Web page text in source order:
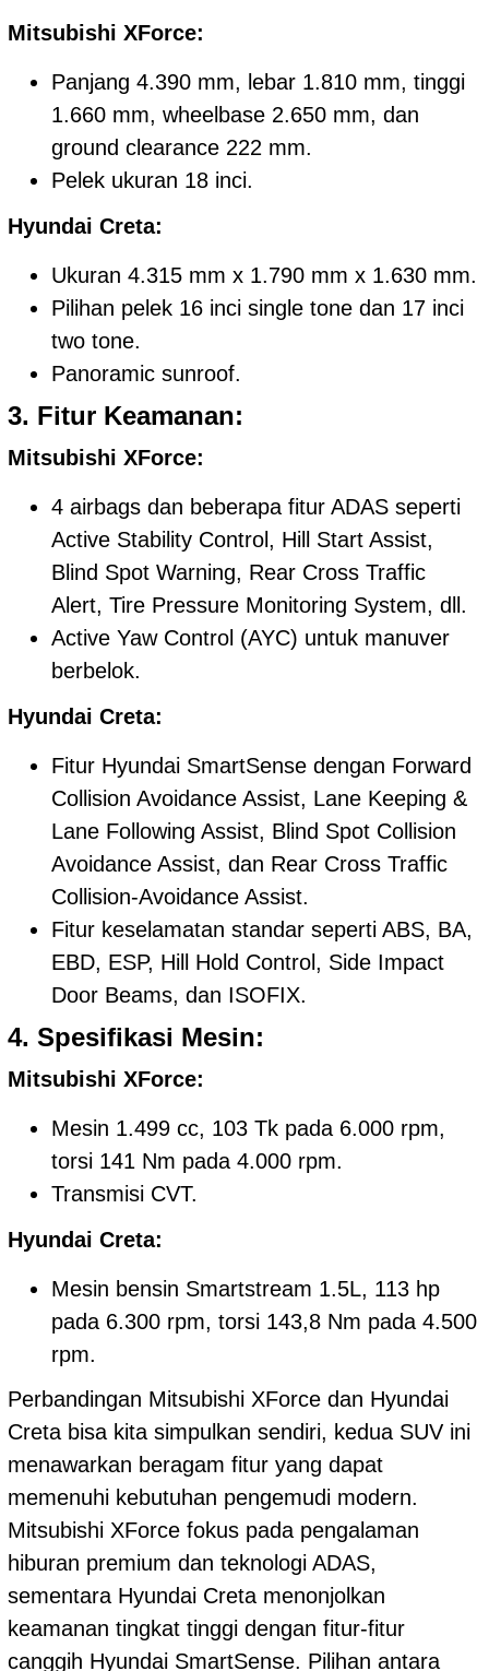
Mitsubishi XForce:
Panjang 4.390 mm, lebar 1.810 mm, tinggi
1.660 mm, wheelbase 2.650 mm, dan
ground clearance 222 mm.
Pelek ukuran 18 inci.
Hyundai Creta:
Ukuran 4.315 mm x 1.790 mm x 1.630 mm.
Pilihan pelek 16 inci single tone dan 17 inci
two tone.
Panoramic sunroof.
3. Fitur Keamanan:
Mitsubishi XForce:
4 airbags dan beberapa fitur ADAS seperti
Active Stability Control, Hill Start Assist,
Blind Spot Warning, Rear Cross Traffic
Alert, Tire Pressure Monitoring System, dll.
Active Yaw Control (AYC) untuk manuver
berbelok.
Hyundai Creta:
Fitur Hyundai SmartSense dengan Forward
Collision Avoidance Assist, Lane Keeping &
Lane Following Assist, Blind Spot Collision
Avoidance Assist, dan Rear Cross Traffic
Collision-Avoidance Assist.
Fitur keselamatan standar seperti ABS, BA,
EBD, ESP, Hill Hold Control, Side Impact
Door Beams, dan ISOFIX.
4. Spesifikasi Mesin:
Mitsubishi XForce:
Mesin 1.499 cc, 103 Tk pada 6.000 rpm,
torsi 141 Nm pada 4.000 rpm.
Transmisi CVT.
Hyundai Creta:
Mesin bensin Smartstream 1.5L, 113 hp
pada 6.300 rpm, torsi 143,8 Nm pada 4.500
rpm.
Perbandingan Mitsubishi XForce dan Hyundai
Creta bisa kita simpulkan sendiri, kedua SUV ini
menawarkan beragam fitur yang dapat
memenuhi kebutuhan pengemudi modern.
Mitsubishi XForce fokus pada pengalaman
hiburan premium dan teknologi ADAS,
sementara Hyundai Creta menonjolkan
keamanan tingkat tinggi dengan fitur-fitur
canggih Hyundai SmartSense. Pilihan antara